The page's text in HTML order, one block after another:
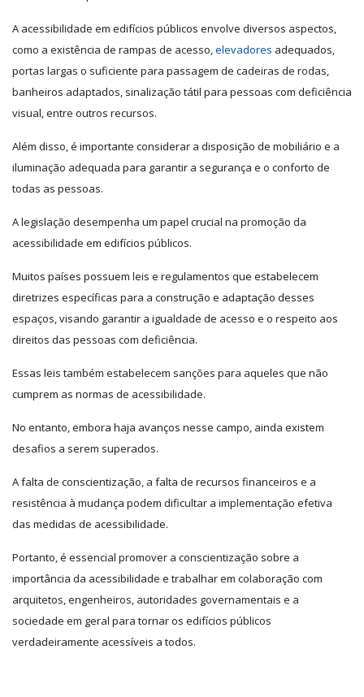
A acessibilidade em edifícios públicos envolve diversos aspectos,
como a existência de rampas de acesso,elevadores adequados,
portas largas o suficiente para passagem de cadeiras de rodas,
banheiros adaptados, sinalização tátil para pessoas com deficiência
visual, entre outros recursos.
Além disso, é importante considerar a disposição de mobiliário e a
iluminação adequada para garantir a segurança e o conforto de
todas as pessoas.
A legislação desempenha um papel crucial na promoção da
acessibilidade em edifícios públicos.
Muitos países possuem leis e regulamentos que estabelecem
diretrizes específicas para a construção e adaptação desses
espaços, visando garantir a igualdade de acesso e o respeito aos
direitos das pessoas com deficiência.
Essas leis também estabelecem sanções para aqueles que não
cumprem as normas de acessibilidade.
No entanto, embora haja avanços nesse campo, ainda existem
desafios a serem superados.
A falta de conscientização, a falta de recursos financeiros e a
resistência à mudança podem dificultar a implementação efetiva
das medidas de acessibilidade.
Portanto, é essencial promover a conscientização sobre a
importância da acessibilidade e trabalhar em colaboração com
arquitetos, engenheiros, autoridades governamentais e a
sociedade em geral para tornar os edifícios públicos
verdadeiramente acessíveis a todos.